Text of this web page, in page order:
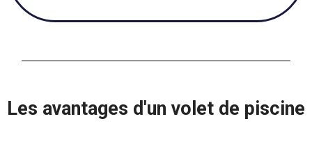
Les avantages d'un volet de piscine